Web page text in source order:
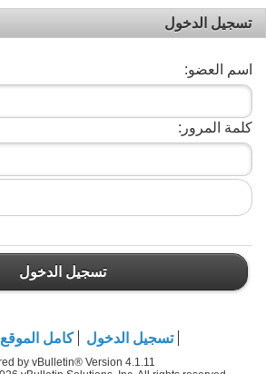
تسجيل الدخول
اسم العضو:
كلمة المرور:
تسجيل الدخول
تسجيل الدخول كامل الموقع
by vBulletin® Version 4.1.11